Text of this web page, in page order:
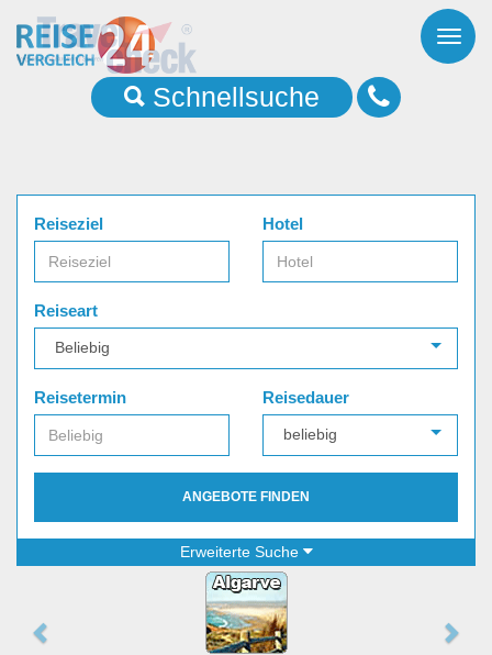
Toggle
Schnellsuche
Reiseziel Hotel
Reiseart
Reisetermin Reisedauer
ANGEBOTE FINDEN
Erweiterte Suche